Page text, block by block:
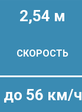
2,54 м
СКОРОСТЬ
до 56 км/ч